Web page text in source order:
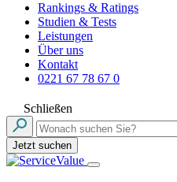
Rankings & Ratings
Studien & Tests
Leistungen
Über uns
Kontakt
0221 67 78 67 0
Schließen
Jetzt suchen